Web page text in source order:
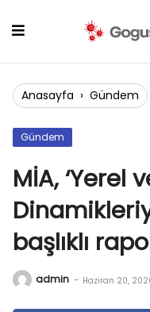
Anasayfa › Gündem
Gündem
MİA, ‘Yerel
başlıklı
admin - Haziran 20,